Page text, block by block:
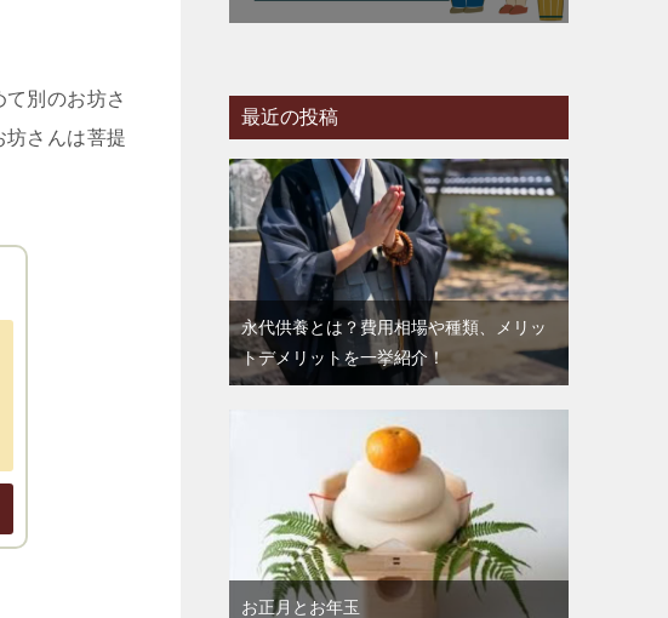
別のお坊さ
坊さんは菩提
最近の投稿
永代供養とは？費用相場や種類、メリッ
トデメリットを一挙紹介！
お正月とお年玉